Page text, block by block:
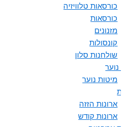
כורסאות טלוויזיה
כורסאות
מזנונים
קונסולות
שולחנות סלון
נוער
מיטות נוער
ארונות הזזה
ארונות קודש